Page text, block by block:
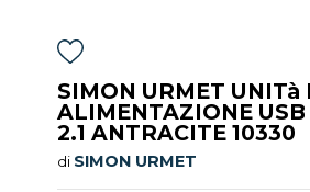
SIMON URMET UNITà
ALIMENTAZIONE USB
2.1 ANTRACITE 10330
di SIMON URMET